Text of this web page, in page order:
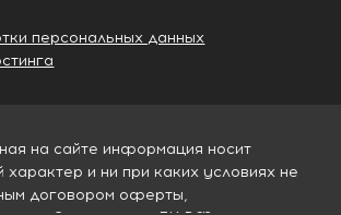
персональных данных
на сайте информация носит
и ни при каких условиях не
договором оферты,